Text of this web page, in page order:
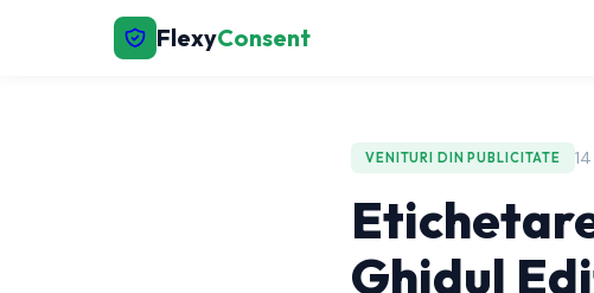
FlexyConsent
VENITURI DIN PUBLICITATE
Ghidul